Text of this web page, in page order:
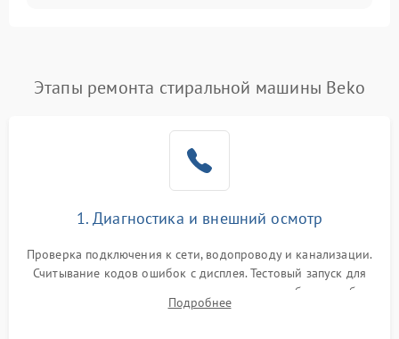
Замена платы управления Подробнее →
Этапы ремонта стиральной машины Beko
1. Диагностика и внешний осмотр
Проверка подключения к сети, водопроводу и канализации.
Считывание кодов ошибок с дисплея. Тестовый запуск для
выявления посторонних шумов, протечек или сбоев в работе
электронного модуля управления.
Подробнее